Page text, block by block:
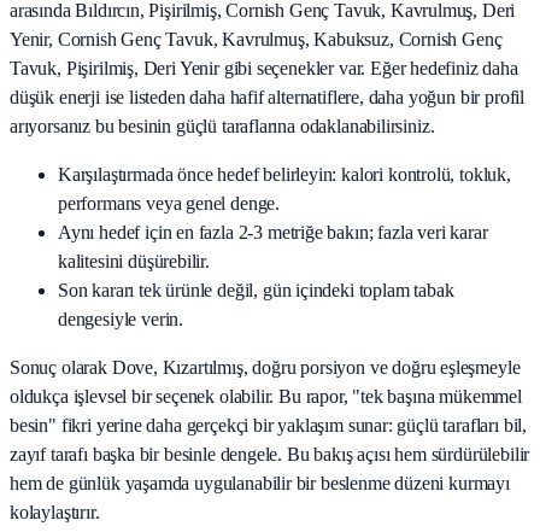
arasındaBıldırcın, Pişirilmiş, Cornish Genç Tavuk, Kavrulmuş, Deri
Yenir, Cornish Genç Tavuk, Kavrulmuş, Kabuksuz, Cornish Genç
Tavuk, Pişirilmiş, Deri Yenirgibi seçenekler var. Eğer hedefiniz daha
düşük enerji ise listeden daha hafif alternatiflere, daha yoğun bir profil
arıyorsanız bu besinin güçlü taraflarına odaklanabilirsiniz.
Karşılaştırmada önce hedef belirleyin: kalori kontrolü, tokluk,
performans veya genel denge.
Aynı hedef için en fazla 2-3 metriğe bakın; fazla veri karar
kalitesini düşürebilir.
Son kararı tek ürünle değil, gün içindeki toplam tabak
dengesiyle verin.
Sonuç olarak Dove, Kızartılmış, doğru porsiyon ve doğru eşleşmeyle
oldukça işlevsel bir seçenek olabilir. Bu rapor, "tek başına mükemmel
besin" fikri yerine daha gerçekçi bir yaklaşım sunar: güçlü tarafları bil,
zayıf tarafı başka bir besinle dengele. Bu bakış açısı hem sürdürülebilir
hem de günlük yaşamda uygulanabilir bir beslenme düzeni kurmayı
kolaylaştırır.